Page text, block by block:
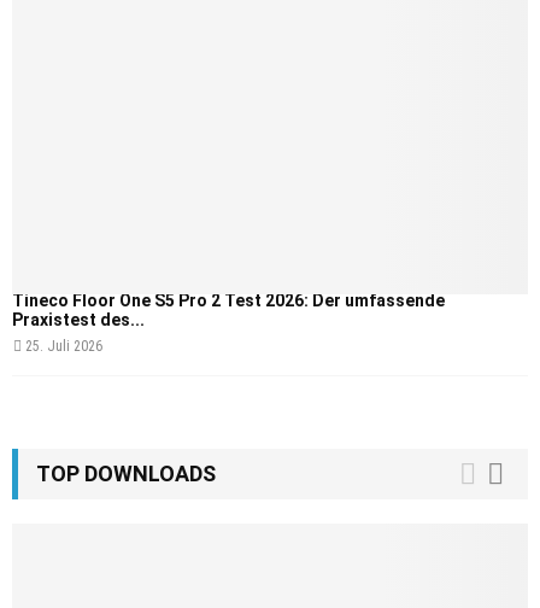
Tineco Floor One S5 Pro 2 Test 2026: Der umfassende
Praxistest des...
25. Juli 2026
TOP DOWNLOADS